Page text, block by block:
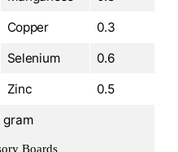
Copper
0.3
Selenium
0.6
Zinc
0.5
gram
Boards